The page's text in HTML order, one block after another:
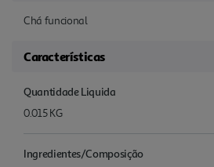
Chá funcional
Características
Quantidade Liquida
0.015 KG
Ingredientes/Composição